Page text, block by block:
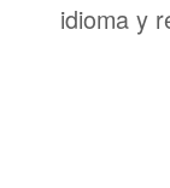
idioma y